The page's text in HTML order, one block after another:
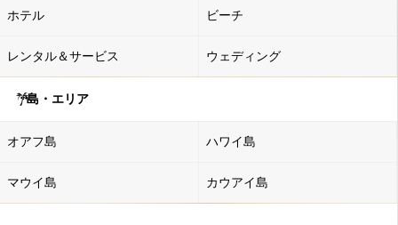
ホテル ビーチ
レンタル＆サービス ウェディング
島・エリア
オアフ島 ハワイ島
マウイ島 カウアイ島